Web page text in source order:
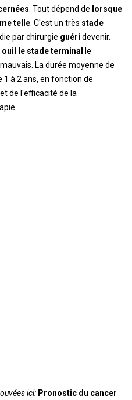
. Tout dépend de lorsque
telle . C'est un très stade
par chirurgie guéri devenir.
ouil le stade terminal
le
La durée moyenne de
à 2 ans, en fonction de
de l'efficacité de la
ici: Pronostic du cancer